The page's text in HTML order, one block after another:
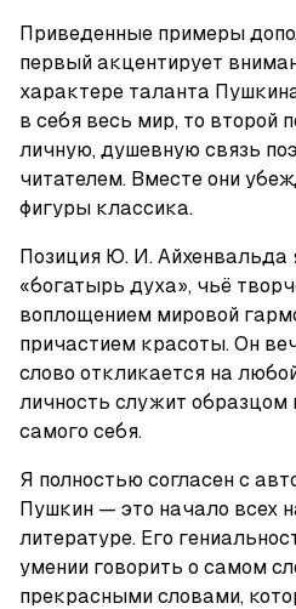
Приведенные примеры
первый акцентирует
характере таланта
в себя весь мир, то второй
личную, душевную связь
читателем. Вместе они
фигуры классика.
Позиция Ю. И.
«богатырь духа», чьё
воплощением мировой
причастием красоты. Он
слово откликается на
личность служит образцом
самого себя.
Я полностью согласен с
Пушкин — это начало всех
литературе. Его
умении говорить о самом
прекрасными словами,